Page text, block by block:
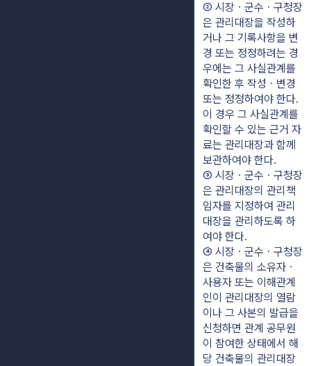
② 시장ㆍ군수ㆍ구청장
은 관리대장을 작성하
거나 그 기록사항을 변
경 또는 정정하려는 경
우에는 그 사실관계를
확인한 후 작성ㆍ변경
또는 정정하여야 한다.
이 경우 그 사실관계를
확인할 수 있는 근거 자
료는 관리대장과 함께
보관하여야 한다.
③ 시장ㆍ군수ㆍ구청장
은 관리대장의 관리책
임자를 지정하여 관리
대장을 관리하도록 하
여야 한다.
④ 시장ㆍ군수ㆍ구청장
은 건축물의 소유자ㆍ
사용자 또는 이해관계
인이 관리대장의 열람
이나 그 사본의 발급을
신청하면 관계 공무원
이 참여한 상태에서 해
당 건축물의 관리대장